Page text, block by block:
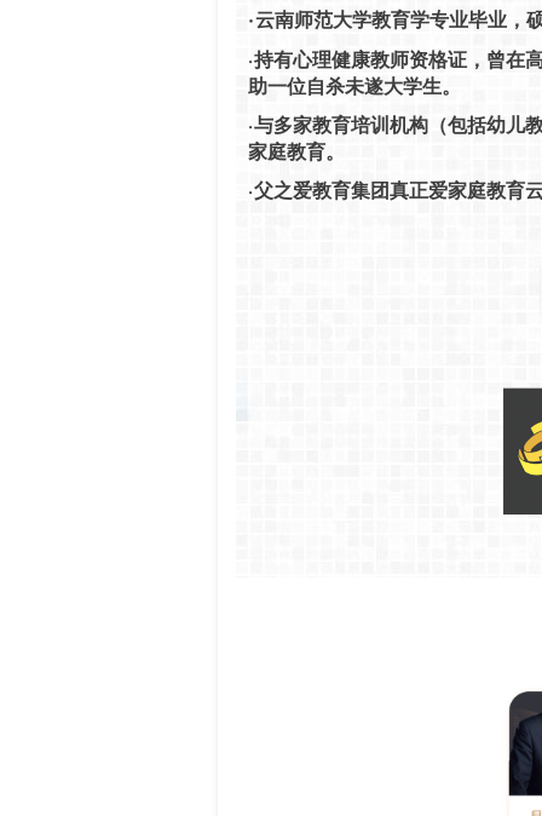
·云南师范大学教育学专业毕业，
·持有心理健康教师资格证，曾在
助一位自杀未遂大学生。
·与多家教育培训机构（包括幼儿
家庭教育。
·父之爱教育集团真正爱家庭教育